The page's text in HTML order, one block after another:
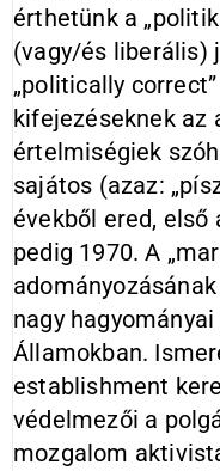
érthetünk a
(vagy/és liberális)
„politically
kifejezéseknek az
értelmiségiek
sajátos (azaz:
évekből ered,
pedig 1970. A
nagy
Államokban.
establishment
védelmezői a
mozgalom